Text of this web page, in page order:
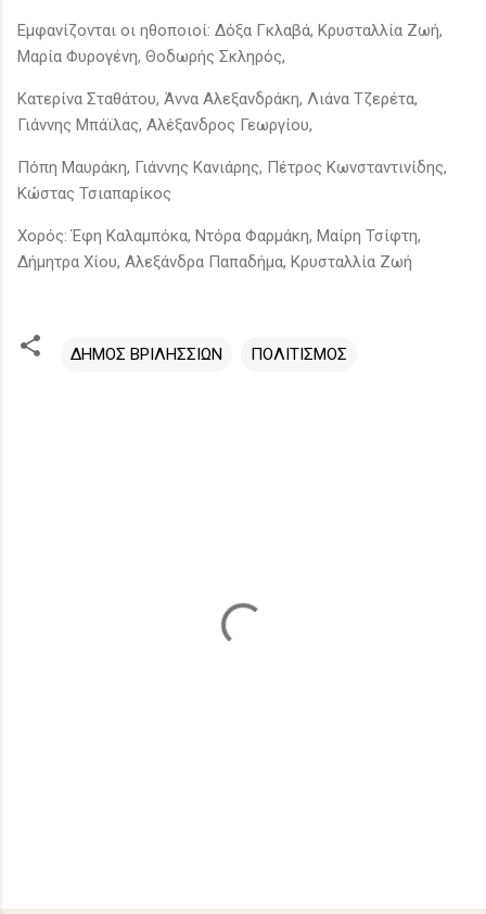
Εμφανίζονται οι ηθοποιοί: Δόξα Γκλαβά, Κρυσταλλία Ζωή,
Μαρία Φυρογένη, Θοδωρής Σκληρός,
Κατερίνα Σταθάτου, Άννα Αλεξανδράκη, Λιάνα Τζερέτα,
Γιάννης Μπάϊλας, Αλέξανδρος Γεωργίου,
Πόπη Μαυράκη, Γιάννης Κανιάρης, Πέτρος Κωνσταντινίδης,
Κώστας Τσιαπαρίκος
Χορός: Έφη Καλαμπόκα, Ντόρα Φαρμάκη, Μαίρη Τσίφτη,
Δήμητρα Χίου, Αλεξάνδρα Παπαδήμα, Κρυσταλλία Ζωή
ΔΗΜΟΣ ΒΡΙΛΗΣΣΙΩΝ ΠΟΛΙΤΙΣΜΟΣ